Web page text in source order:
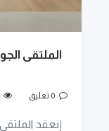
الملتقى
0 تعليق
إنعقد